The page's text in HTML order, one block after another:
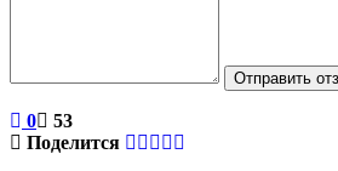
Отправить
0
53
Поделится